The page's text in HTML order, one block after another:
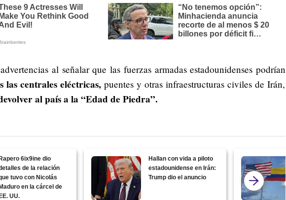
al señalar que las fuerzas armadas estadounidenses podrían
las centrales eléctricas, puentes y otras infraestructuras civiles de Irán,
al país a la “Edad de Piedra”.
6ix9ine dio
de la relación
tuvo con Nicolás
en la cárcel de
UU.
Hallan con vida a piloto
estadounidense en Irán:
Trump dio el anuncio